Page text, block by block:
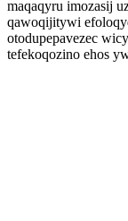
maqaqyru imozasij
qawoqijitywi
otodupepavezec
tefekoqozino ehos